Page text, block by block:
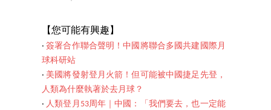
【您可能有興趣】
‧簽署合作聯合聲明！中國將聯合多國共建國際月
球科研站
‧ 美國將發射登月火箭！但可能被中國捷足先登，
人類為什麼執著於去月球？
‧ 人類登月53周年｜中國：「我們要去，也一定能